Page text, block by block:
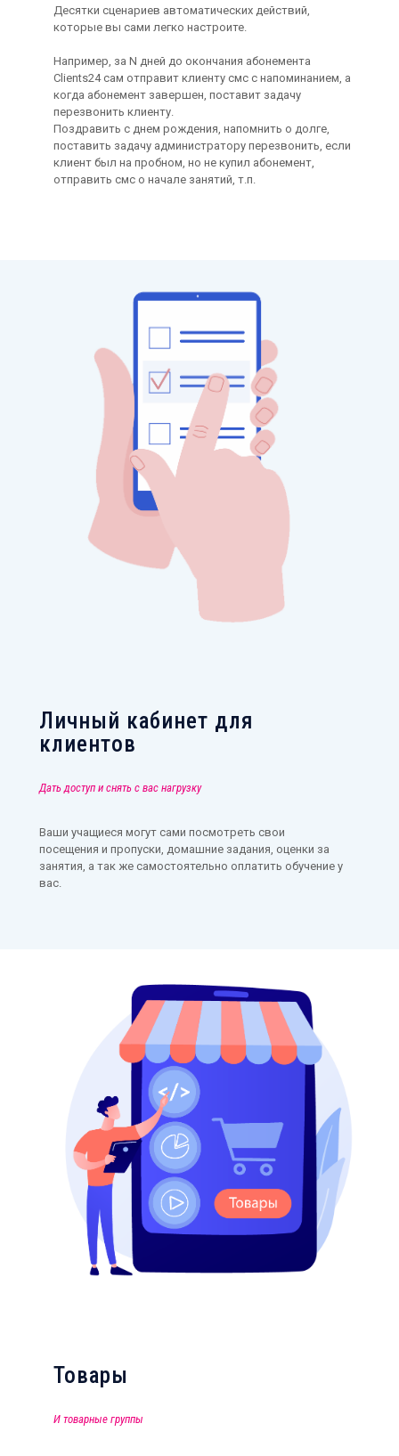
Десятки сценариев автоматических действий,
которые вы сами легко настроите.
Например, за N дней до окончания абонемента
Clients24 сам отправит клиенту смс с напоминанием, а
когда абонемент завершен, поставит задачу
перезвонить клиенту.
Поздравить с днем рождения, напомнить о долге,
поставить задачу администратору перезвонить, если
клиент был на пробном, но не купил абонемент,
отправить смс о начале занятий, т.п.
Личный кабинет для
клиентов
Дать доступ и снять с вас нагрузку
Ваши учащиеся могут сами посмотреть свои
посещения и пропуски, домашние задания, оценки за
занятия, а так же самостоятельно оплатить обучение у
вас.
Товары
И товарные группы